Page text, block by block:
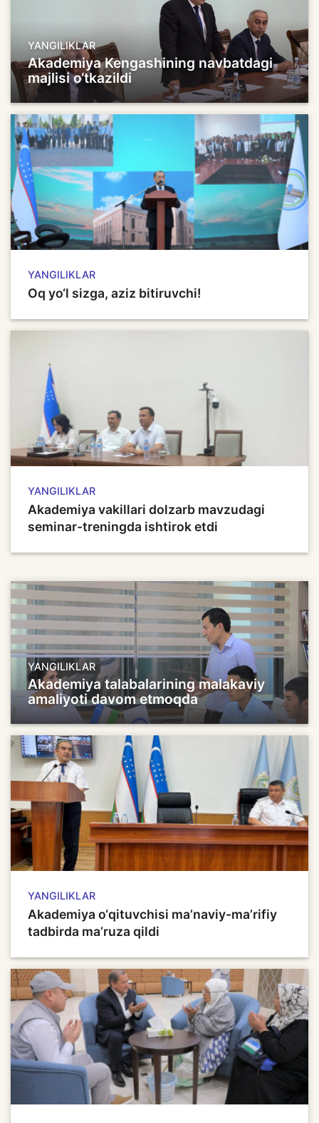
YANGILIKLAR
Akademiya Kengashining navbatdagi
majlisi o‘tkazildi
YANGILIKLAR
Oq yo‘l sizga, aziz bitiruvchi!
YANGILIKLAR
Akademiya vakillari dolzarb mavzudagi
seminar-treningda ishtirok etdi
YANGILIKLAR
Akademiya talabalarining malakaviy
amaliyoti davom etmoqda
YANGILIKLAR
Akademiya o‘qituvchisi ma’naviy-ma’rifiy
tadbirda ma’ruza qildi